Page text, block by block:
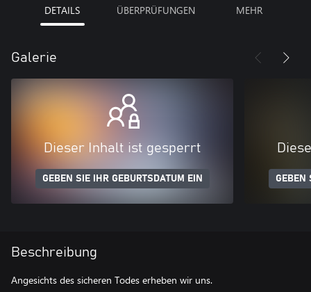
DETAILS ÜBERPRÜFUNGEN MEHR
Galerie
Dieser Inhalt ist gesperrt
GEBEN SIE IHR GEBURTSDATUM EIN GEBEN
Beschreibung
Angesichts des sicheren Todes erheben wir uns.